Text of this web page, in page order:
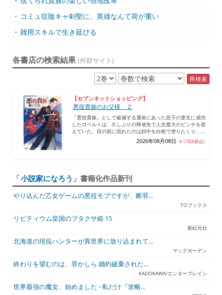
・ コミュ症陰キャ剣聖に、英雄なんて荷が重い
・ 雑用スキルで生き延びる
各書店の検索結果 (外部サイト)
再検索
【セブンネットショッピング】
悪役貴族のお父様 ２
「悪役貴族」として破滅する運命にあった息子の更生に成功
したロベルトは、久しぶりの帰省先で人生最大のピンチを迎
えていた。目の前に現れたのは顔中を白粉で塗りたくり、...
2026年08月08日 ￥1760(税込)
「小説家になろう 」書籍化作品新刊
やり込んだ乙女ゲームの悪役モブですが、断罪...
TOブックス
リビティウム皇国のブタクサ姫 15
新紀元社
北海道の現役ハンターが異世界に放り込まれて...
マッグガーデン
終わりを望むのは、罪かしら 婚約破棄された...
KADOKAWA/エンターブレイン
世界最強の魔女、始めました ~私だけ『攻略...